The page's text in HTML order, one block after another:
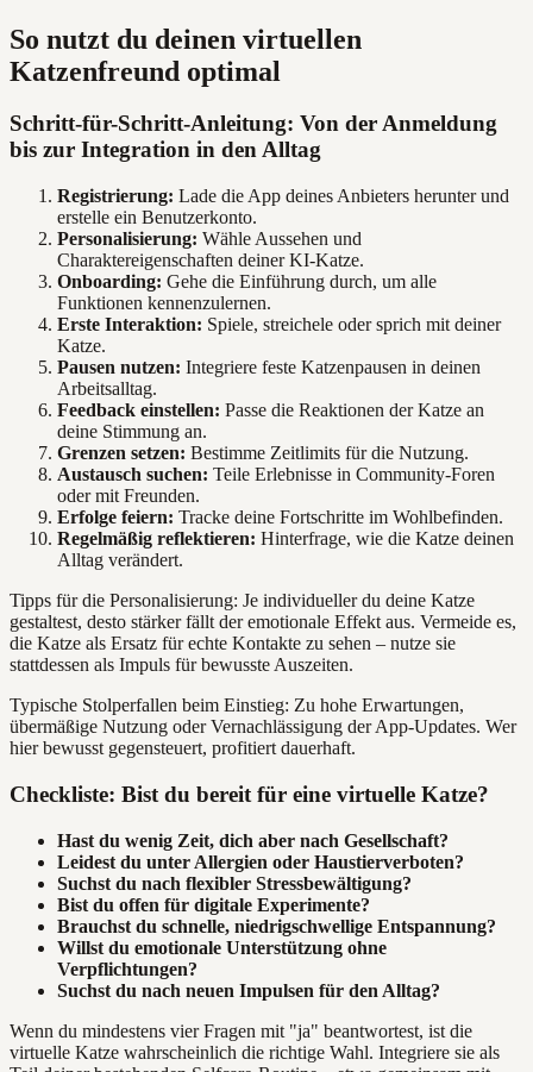
So nutzt du deinen virtuellen
Katzenfreund optimal
Schritt-für-Schritt-Anleitung: Von der Anmeldung
bis zur Integration in den Alltag
Registrierung: Lade die App deines Anbieters herunter und
erstelle ein Benutzerkonto.
Personalisierung: Wähle Aussehen und
Charaktereigenschaften deiner KI-Katze.
Onboarding: Gehe die Einführung durch, um alle
Funktionen kennenzulernen.
Erste Interaktion: Spiele, streichele oder sprich mit deiner
Katze.
Pausen nutzen: Integriere feste Katzenpausen in deinen
Arbeitsalltag.
Feedback einstellen: Passe die Reaktionen der Katze an
deine Stimmung an.
Grenzen setzen: Bestimme Zeitlimits für die Nutzung.
Austausch suchen: Teile Erlebnisse in Community-Foren
oder mit Freunden.
Erfolge feiern: Tracke deine Fortschritte im Wohlbefinden.
Regelmäßig reflektieren: Hinterfrage, wie die Katze deinen
Alltag verändert.
Tipps für die Personalisierung: Je individueller du deine Katze
gestaltest, desto stärker fällt der emotionale Effekt aus. Vermeide es,
die Katze als Ersatz für echte Kontakte zu sehen – nutze sie
stattdessen als Impuls für bewusste Auszeiten.
Typische Stolperfallen beim Einstieg: Zu hohe Erwartungen,
übermäßige Nutzung oder Vernachlässigung der App-Updates. Wer
hier bewusst gegensteuert, profitiert dauerhaft.
Checkliste: Bist du bereit für eine virtuelle Katze?
Hast du wenig Zeit, dich aber nach Gesellschaft?
Leidest du unter Allergien oder Haustierverboten?
Suchst du nach flexibler Stressbewältigung?
Bist du offen für digitale Experimente?
Brauchst du schnelle, niedrigschwellige Entspannung?
Willst du emotionale Unterstützung ohne
Verpflichtungen?
Suchst du nach neuen Impulsen für den Alltag?
Wenn du mindestens vier Fragen mit "ja" beantwortest, ist die
virtuelle Katze wahrscheinlich die richtige Wahl. Integriere sie als